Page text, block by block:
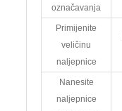
označavanja
Primijenite
veličinu
naljepnice
Nanesite
naljepnice